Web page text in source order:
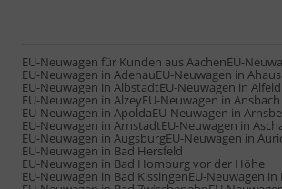
EU-Neuwagen für Kunden aus AachenEU-
EU-Neuwagen in AdenauEU-Neuwagen in Ahaus
EU-Neuwagen in AlbstadtEU-Neuwagen in Alfeld
EU-Neuwagen in AlzeyEU-Neuwagen in Ansbach
EU-Neuwagen in ApoldaEU-Neuwagen in
EU-Neuwagen in ArnstadtEU-Neuwagen in
EU-Neuwagen in AugsburgEU-Neuwagen in
EU-Neuwagen in Bad Hersfeld
EU-Neuwagen in Bad Homburg vor der Höhe
EU-Neuwagen in Bad KissingenEU-Neuwagen in